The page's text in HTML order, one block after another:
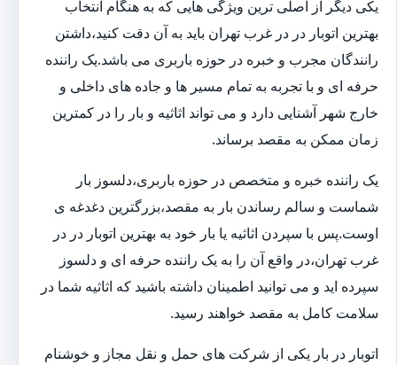
یکی دیگر از اصلی ترین ویژگی هایی که به هنگام انتخاب
بهترین اتوبار در در غرب تهران باید به آن دقت کنید،داشتن
رانندگان مجرب و خبره در حوزه باربری می باشد.یک راننده
حرفه ای و با تجربه به تمام مسیر ها و جاده های داخلی و
خارج شهر آشنایی دارد و می تواند اثاثیه و بار را در کمترین
زمان ممکن به مقصد برساند.
یک راننده خبره و متخصص در حوزه باربری،دلسوز بار
شماست و سالم رساندن بار به مقصد،بزرگترین دغدغه ی
اوست.پس با سپردن اثاثیه یا بار خود به بهترین اتوبار در در
غرب تهران،در واقع آن را به یک راننده حرفه ای و دلسوز
سپرده اید و می توانید اطمینان داشته باشید که اثاثیه شما در
سلامت کامل به مقصد خواهند رسید.
اتوبار در بار یکی از شرکت های حمل و نقل مجاز و خوشنام